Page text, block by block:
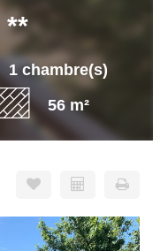
**
1 chambre(s)
56 m²